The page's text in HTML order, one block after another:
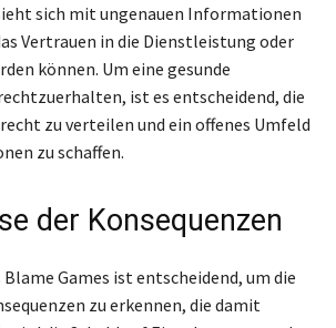
sich mit ungenauen Informationen
Vertrauen in die Dienstleistung oder
können. Um eine gesunde
ist es entscheidend, die
zu verteilen und ein offenes Umfeld
zu schaffen.
der Konsequenzen
Blame Games ist entscheidend, um die
zu erkennen, die damit